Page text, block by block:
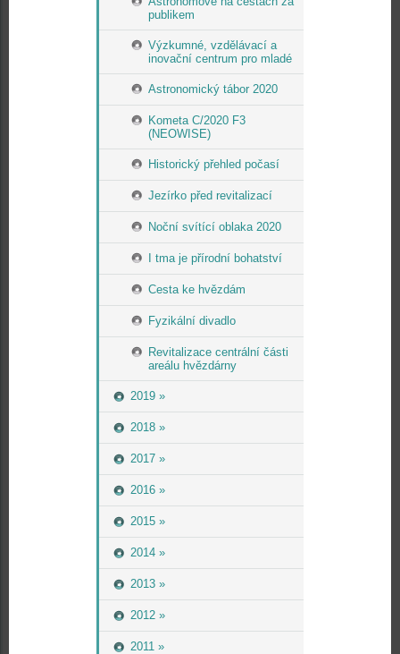
publikem
Výzkumné, vzdělávací a
inovační centrum pro mladé
Astronomický tábor 2020
Kometa C/2020 F3
(NEOWISE)
Historický přehled počasí
Jezírko před revitalizací
Noční svítící oblaka 2020
I tma je přírodní bohatství
Cesta ke hvězdám
Fyzikální divadlo
Revitalizace centrální části
areálu hvězdárny
2019 »
2018 »
2017 »
2016 »
2015 »
2014 »
2013 »
2012 »
2011 »